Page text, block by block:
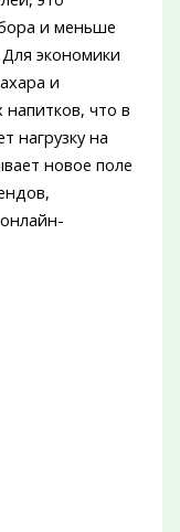
и меньше
экономики
и
напитков, что в
нагрузку на
новое поле